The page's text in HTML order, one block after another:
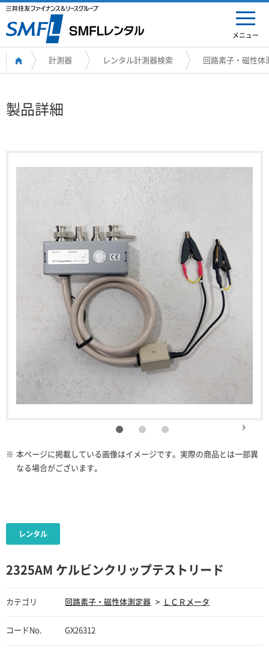
メニュー
計測器 レンタル計測器検索 回路素子・磁性体
製品詳細
※ 本ページに掲載している画像はイメージです。実際の商品とは一部異
なる場合がございます。
2325AM ケルビンクリップテストリード
カテゴリ 回路素子・磁性体測定器 ＬＣＲメータ
コードNo. GX26312